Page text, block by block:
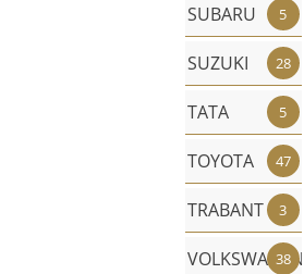
SUBARU 5
SUZUKI 28
TATA 5
TOYOTA 47
TRABANT 3
VOLKSWAGEN
38